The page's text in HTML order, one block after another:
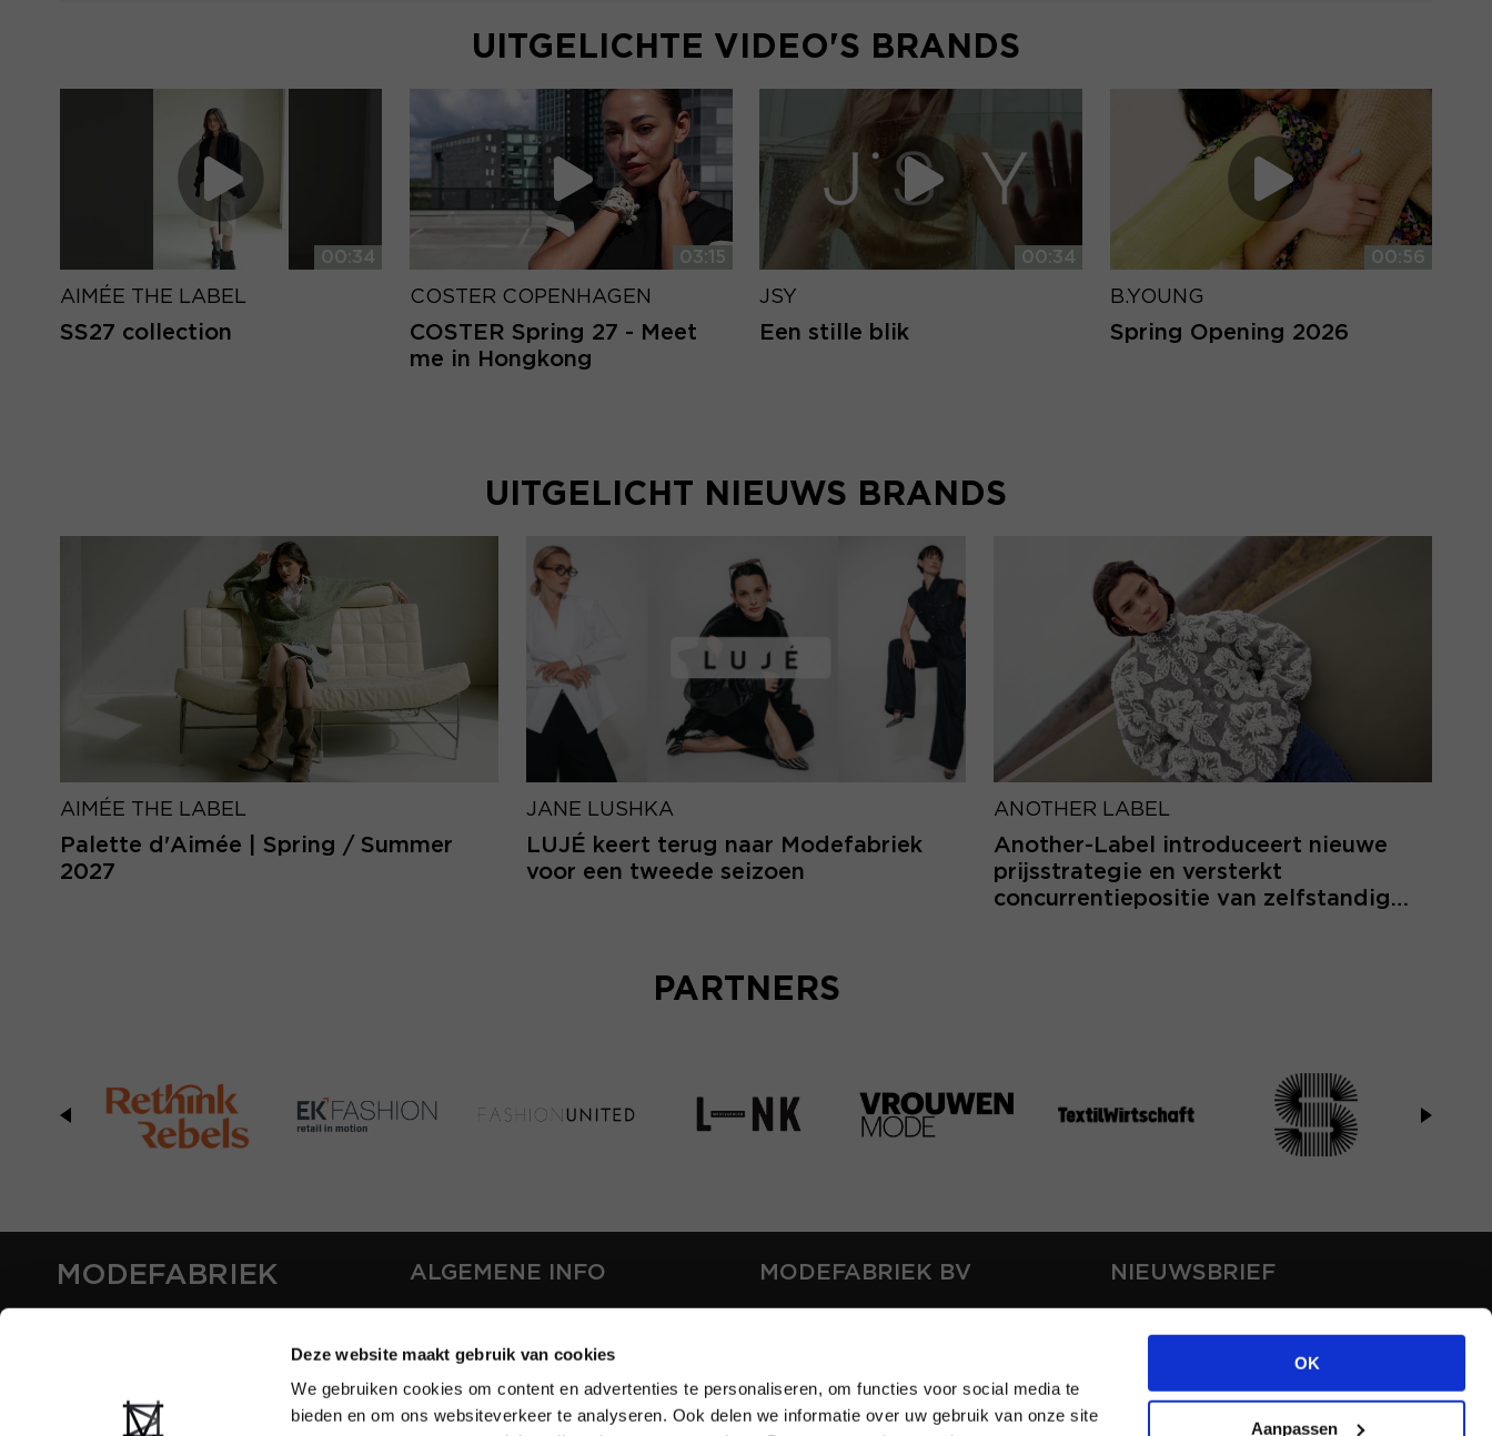
Deze website maakt gebruik van cookies
We gebruiken cookies om content en advertenties te personaliseren, om functies voor social media te
bieden en om ons websiteverkeer te analyseren. Ook delen we informatie over uw gebruik van onze site
OK
Aanpassen
UITGELICHTE VIDEO'S BRANDS
00:34
AIMÉE THE LABEL
SS27 collection
03:15
COSTER COPENHAGEN
COSTER Spring 27 - Meet
me in Hongkong
00:34
JSY
Een stille blik
00:56
B.YOUNG
Spring Opening 2026
UITGELICHT NIEUWS BRANDS
AIMÉE THE LABEL
Palette d'Aimée | Spring / Summer
2027
JANE LUSHKA
LUJÉ keert terug naar Modefabriek
voor een tweede seizoen
ANOTHER LABEL
Another-Label introduceert nieuwe
prijsstrategie en versterkt
concurrentiepositie van zelfstandige
PARTNERS
MODEFABRIEK ALGEMENE INFO
CONTACT
PARTNERS
ADVERTEREN
MODEFABRIEK BV
SHIFT
NIEUWSBRIEF
laatste nieuws via de